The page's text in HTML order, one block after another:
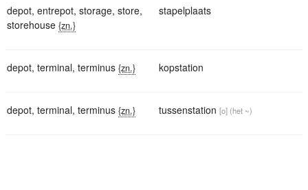
depot, entrepot, storage, store,
storehouse {zn.}
stapelplaats
depot, terminal, terminus {zn.} kopstation
depot, terminal, terminus {zn.} tussenstation [o] (het ~)